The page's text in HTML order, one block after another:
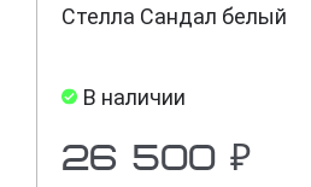
Стелла Сандал белый
В наличии
26 500 ₽